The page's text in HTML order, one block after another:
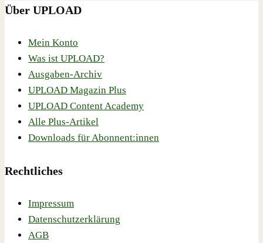
Über UPLOAD
Mein Konto
Was ist UPLOAD?
Ausgaben-Archiv
UPLOAD Magazin Plus
UPLOAD Content Academy
Alle Plus-Artikel
Downloads für Abonnent:innen
Rechtliches
Impressum
Datenschutzerklärung
AGB